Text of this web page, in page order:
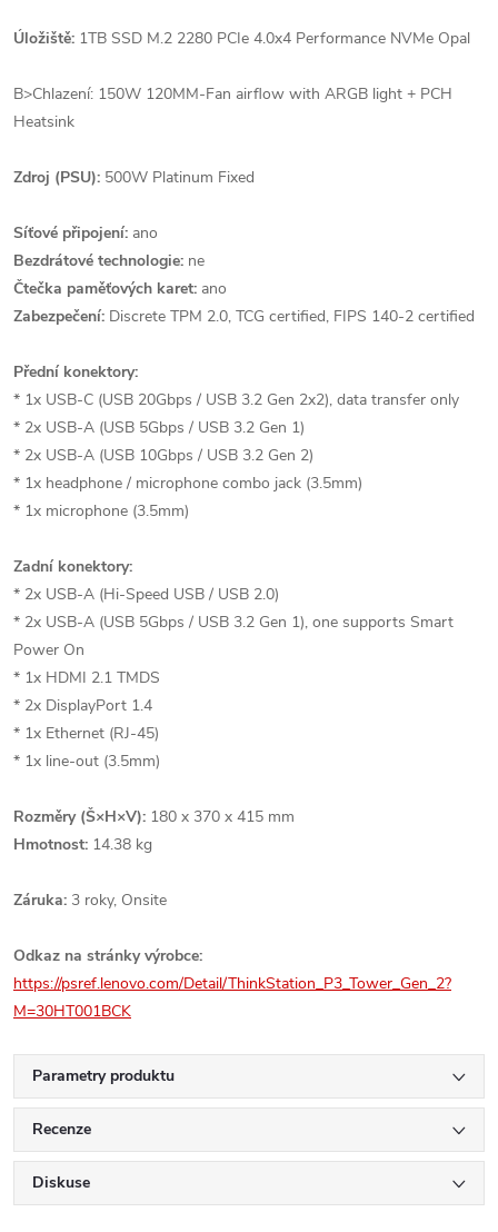
Úložiště: 1TB SSD M.2 2280 PCIe 4.0x4 Performance NVMe Opal
B>Chlazení: 150W 120MM-Fan airflow with ARGB light + PCH
Heatsink
Zdroj (PSU): 500W Platinum Fixed
Síťové připojení: ano
Bezdrátové technologie: ne
Čtečka paměťových karet: ano
Zabezpečení: Discrete TPM 2.0, TCG certified, FIPS 140-2 certified
Přední konektory:
* 1x USB-C (USB 20Gbps / USB 3.2 Gen 2x2), data transfer only
* 2x USB-A (USB 5Gbps / USB 3.2 Gen 1)
* 2x USB-A (USB 10Gbps / USB 3.2 Gen 2)
* 1x headphone / microphone combo jack (3.5mm)
* 1x microphone (3.5mm)
Zadní konektory:
* 2x USB-A (Hi-Speed USB / USB 2.0)
* 2x USB-A (USB 5Gbps / USB 3.2 Gen 1), one supports Smart
Power On
* 1x HDMI 2.1 TMDS
* 2x DisplayPort 1.4
* 1x Ethernet (RJ-45)
* 1x line-out (3.5mm)
Rozměry (Š×H×V): 180 x 370 x 415 mm
Hmotnost: 14.38 kg
Záruka: 3 roky, Onsite
Odkaz na stránky výrobce:
https://psref.lenovo.com/Detail/ThinkStation_P3_Tower_Gen_2?
M=30HT001BCK
Parametry produktu
Recenze
Diskuse